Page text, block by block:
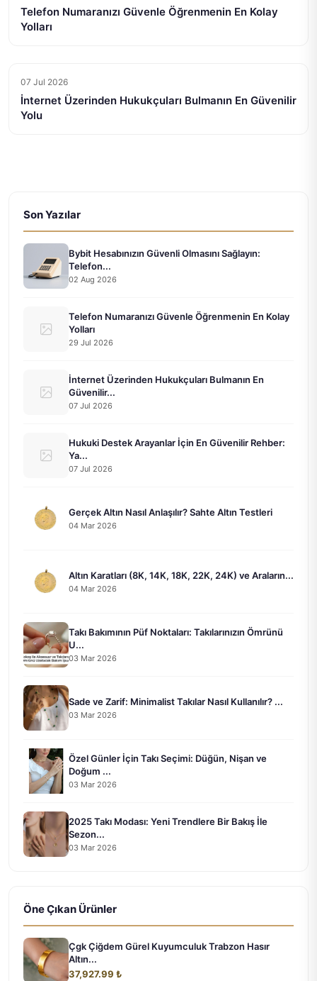
Telefon Numaranızı Güvenle Öğrenmenin En Kolay
Yolları
07 Jul 2026
İnternet Üzerinden Hukukçuları Bulmanın En Güvenilir
Yolu
Son Yazılar
Bybit Hesabınızın Güvenli Olmasını Sağlayın:
Telefon...
02 Aug 2026
Telefon Numaranızı Güvenle Öğrenmenin En Kolay
Yolları
29 Jul 2026
İnternet Üzerinden Hukukçuları Bulmanın En
Güvenilir...
07 Jul 2026
Hukuki Destek Arayanlar İçin En Güvenilir Rehber:
Ya...
07 Jul 2026
Gerçek Altın Nasıl Anlaşılır? Sahte Altın Testleri
04 Mar 2026
Altın Karatları (8K, 14K, 18K, 22K, 24K) ve Araların...
04 Mar 2026
Takı Bakımının Püf Noktaları: Takılarınızın Ömrünü
U...
03 Mar 2026
Sade ve Zarif: Minimalist Takılar Nasıl Kullanılır? ...
03 Mar 2026
Özel Günler İçin Takı Seçimi: Düğün, Nişan ve
Doğum ...
03 Mar 2026
2025 Takı Modası: Yeni Trendlere Bir Bakış İle
Sezon...
03 Mar 2026
Öne Çıkan Ürünler
Çgk Çiğdem Gürel Kuyumculuk Trabzon Hasır
Altın...
37,927.99 ₺